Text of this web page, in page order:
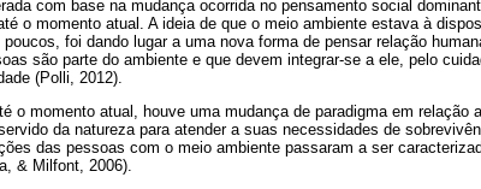
com base na mudança ocorrida no pensamento social
o momento atual. A ideia de que o meio ambiente estava à
foi dando lugar a uma nova forma de pensar relação
são parte do ambiente e que devem integrar-se a ele, pelo
(Polli, 2012).
o momento atual, houve uma mudança de paradigma em relação
da natureza para atender a suas necessidades de
das pessoas com o meio ambiente passaram a ser
& Milfont, 2006).